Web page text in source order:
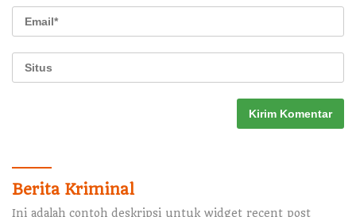
Berita Kriminal
Ini adalah contoh deskripsi untuk widget recent post